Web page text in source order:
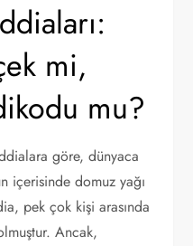
mi,
mu?
göre, dünyaca
içerisinde domuz yağı
pek çok kişi arasında
Ancak,